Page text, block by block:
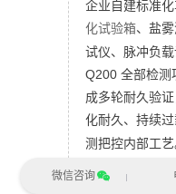
企业自建标准
化试验箱、盐
试仪、脉冲负
Q200 全部检测
成多轮耐久验
化耐久、持续
测把控内部工
品可稳定承受
微信咨询